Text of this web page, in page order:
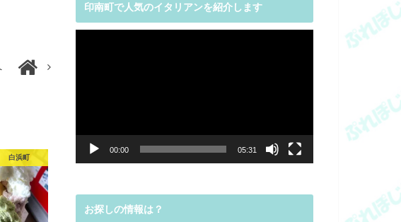
白浜町
印南町で人気のイタリアンを紹介します
00:00 05:31
お探しの情報は？